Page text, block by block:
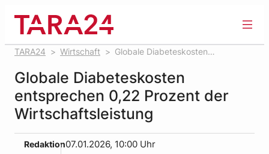
springen
TARA24 Wirtschaft
Globale Diabeteskosten
Globale Diabeteskosten
entsprechen 0,22 Prozent der
Wirtschaftsleistung
Redaktion07.01.2026, 10:00 Uhr